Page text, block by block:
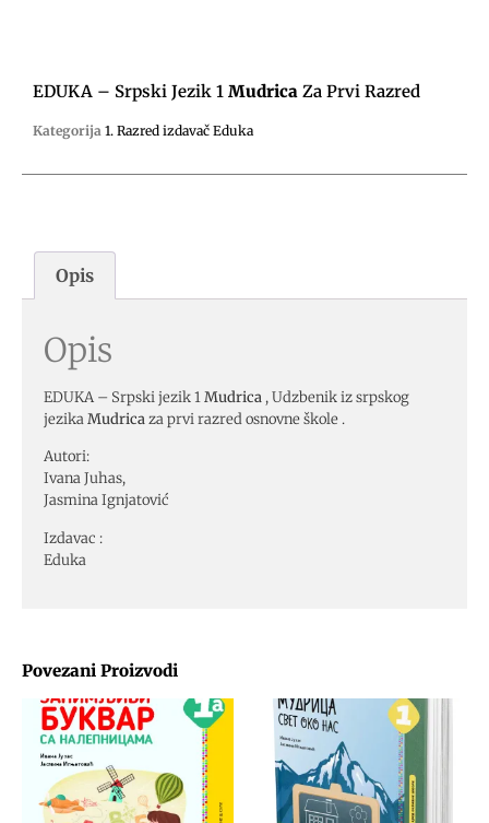
Povezani Proizvodi
EDUKA – Srpski Jezik 1 Mudrica Za Prvi Razred
Kategorija 1. Razred izdavač Eduka
Opis
Opis
EDUKA – Srpski jezik 1Mudrica , Udzbenik iz srpskog
jezikaMudricaza prvi razred osnovne škole .
Autori:
Ivana Juhas,
Jasmina Ignjatović
Izdavac :
Eduka